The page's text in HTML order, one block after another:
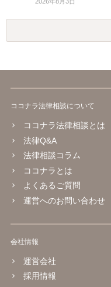
ココナラ法律相談について
ココナラ法律相談とは
法律Q&A
法律相談コラム
ココナラとは
よくあるご質問
運営へのお問い合わせ
会社情報
運営会社
採用情報